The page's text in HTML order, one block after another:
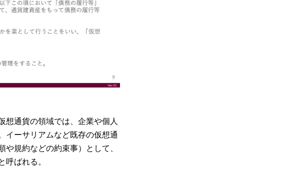
想通貨の領域では、企業や個人
イーサリアムなど既存の仮想通
規約などの約束事）として、
呼ばれる。